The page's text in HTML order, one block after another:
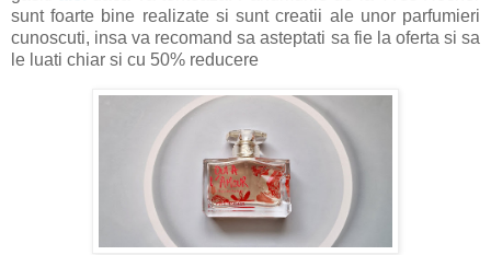
sunt foarte bine realizate si sunt creatii ale unor parfumieri
cunoscuti, insa va recomand sa asteptati sa fie la oferta si sa
le luati chiar si cu 50% reducere